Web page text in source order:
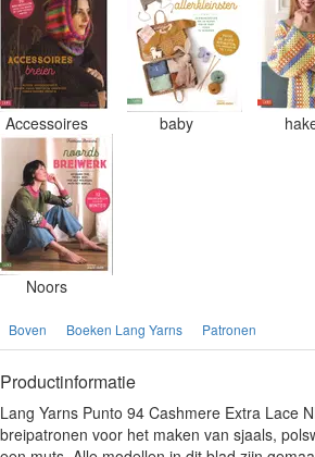
Accessoires baby
Noors
Boven Boeken Lang Yarns Patronen
Productinformatie
Lang Yarns Punto 94 Cashmere Extra Lace
breipatronen voor het maken van sjaals,